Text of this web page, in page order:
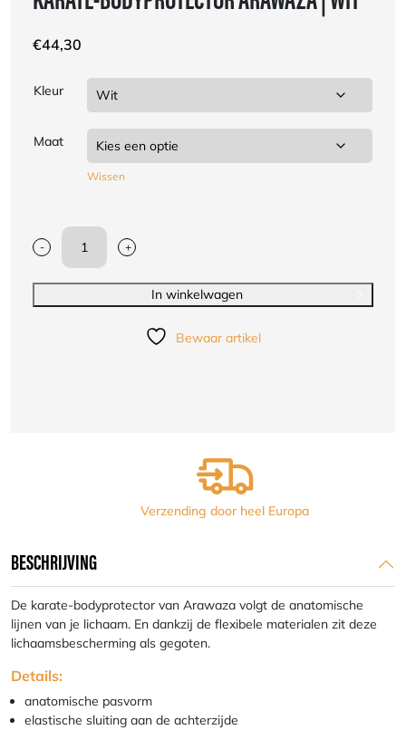
€44,30
Kleur
Maat
Wissen
-
Karate-
|
+
In winkelwagen
Bewaar artikel
Verzending door heel Europa
BESCHRIJVING
De karate-bodyprotector van Arawaza volgt de anatomische
lijnen van je lichaam. En dankzij de flexibele materialen zit deze
lichaamsbescherming als gegoten.
Details:
anatomische pasvorm
elastische sluiting aan de achterzijde